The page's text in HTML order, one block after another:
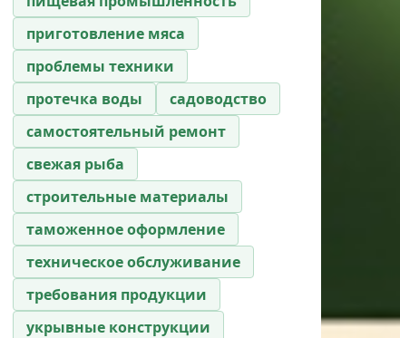
приготовление мяса
проблемы техники
протечка воды
садоводство
самостоятельный ремонт
свежая рыба
строительные материалы
таможенное оформление
техническое обслуживание
требования продукции
укрывные конструкции